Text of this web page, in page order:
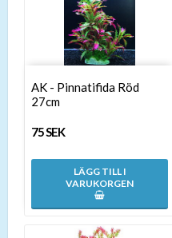
AK - Pinnatifida Röd
27cm
75 SEK
LÄGG TILL I
VARUKORGEN